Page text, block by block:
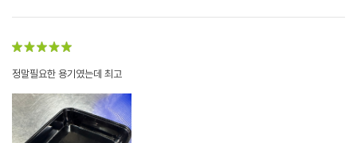
정말필요한 용기였는데 최고